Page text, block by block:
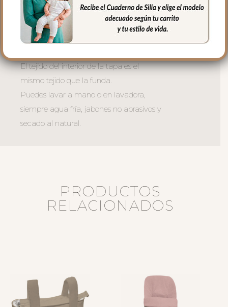
y agradable.
El relleno de la tapa es de micro fibra
hueca para mayor confort del bebé y
El tejido del interior de la tapa es el
mismo tejido que la funda.
Puedes lavar a mano o en lavadora,
siempre agua fría, jabones no abrasivos y
secado al natural.
PRODUCTOS
RELACIONADOS